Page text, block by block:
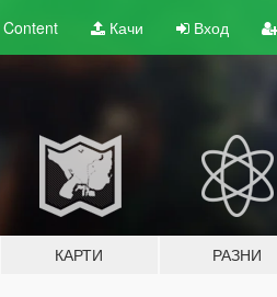
Content Качи Вход
КАРТИ РАЗНИ